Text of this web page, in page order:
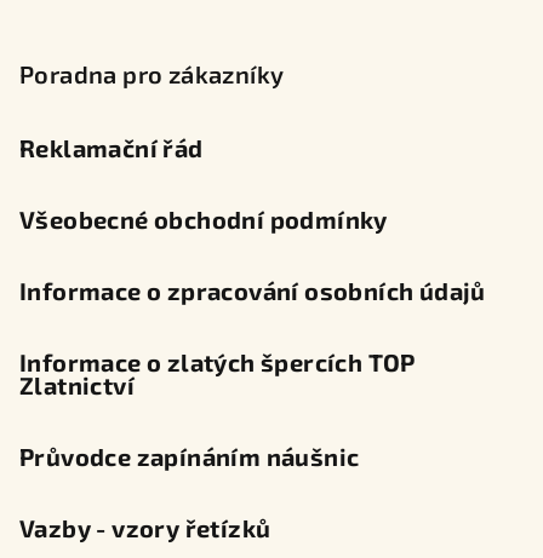
Poradna pro zákazníky
Reklamační řád
Všeobecné obchodní podmínky
Informace o zpracování osobních údajů
Informace o zlatých špercích TOP
Zlatnictví
Průvodce zapínáním náušnic
Vazby - vzory řetízků